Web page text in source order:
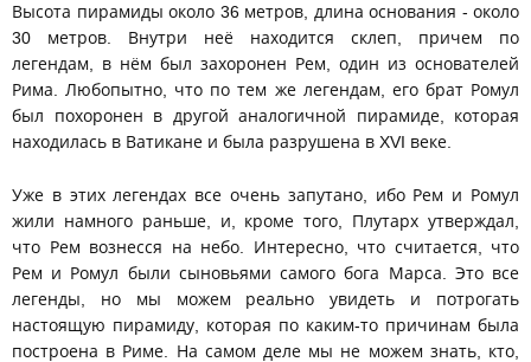
Высота пирамиды около 36 метров, длина основания - около
30 метров. Внутри неё находится склеп, причем по
легендам, в нём был захоронен Рем, один из основателей
Рима. Любопытно, что по тем же легендам, его брат Ромул
был похоронен в другой аналогичной пирамиде, которая
находилась в Ватикане и была разрушена в XVI веке.
Уже в этих легендах все очень запутано, ибо Рем и Ромул
жили намного раньше, и, кроме того, Плутарх утверждал,
что Рем вознесся на небо. Интересно, что считается, что
Рем и Ромул были сыновьями самого бога Марса. Это все
легенды, но мы можем реально увидеть и потрогать
настоящую пирамиду, которая по каким-то причинам была
построена в Риме. На самом деле мы не можем знать, кто,